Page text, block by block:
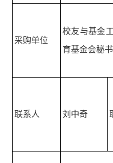
采购单位
校友与基金
育基金会秘书
联系人 刘中奇